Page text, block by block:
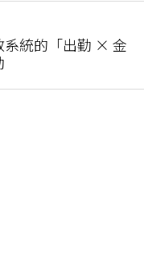
系統的「出勤 × 金